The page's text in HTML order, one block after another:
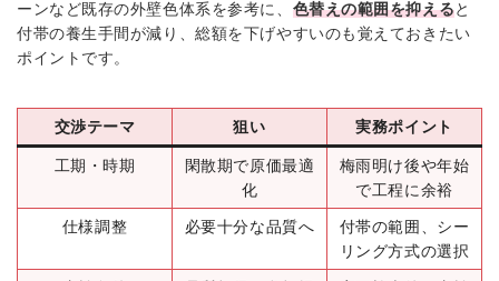
ーンなど既存の外壁色体系を参考に、 色替えの範囲を抑えると
付帯の養生手間が減り、総額を下げやすいのも覚えておきたい
ポイントです。
交渉テーマ 狙い 実務ポイント
工期・時期
閑散期で原価最適
化
梅雨明け後や年始
で工程に余裕
仕様調整
必要十分な品質へ
付帯の範囲、シー
リング方式の選択